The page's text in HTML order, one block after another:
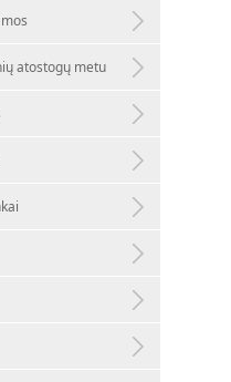
atostogų metu